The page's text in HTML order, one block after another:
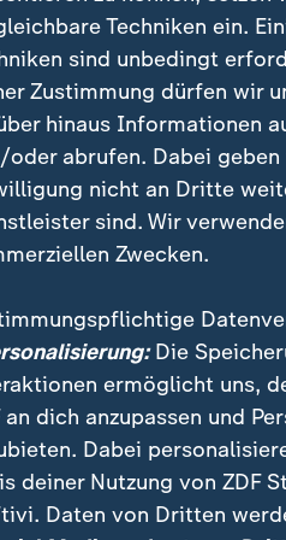
mit dem behelfen,
das Nötige, was wir
schaffen es nicht, so
aber
argumentiert immer
Einrichtungen
schwierig zu
haben. Und die
Die Hälfte der
Bomben abwerfen,
Techniken ein.
sind unbedingt
Zustimmung dürfen wir
hinaus Informationen
oder abrufen. Dabei
nicht an Dritte
sind. Wir
Zwecken.
Die
ermöglicht uns,
an dich anzupassen und
Dabei
deiner Nutzung von ZDF
Daten von Dritten